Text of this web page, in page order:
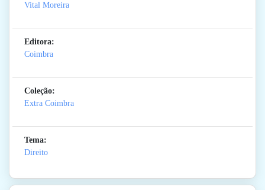
Vital Moreira
Editora:
Coimbra
Coleção:
Extra Coimbra
Tema:
Direito